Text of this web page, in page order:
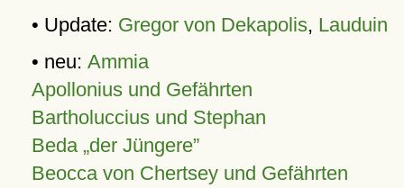
• Update: Gregor von Dekapolis, Lauduin
• neu: Ammia
Apollonius und Gefährten
Bartholuccius und Stephan
Beda „der Jüngere”
Beocca von Chertsey und Gefährten